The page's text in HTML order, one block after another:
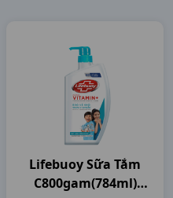
Lifebuoy Sữa Tắm
C800gam(784ml)